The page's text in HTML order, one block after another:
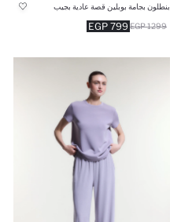
بنطلون بجامة بوبلين قصة عادية بجيب
799 EGP 1299 EGP